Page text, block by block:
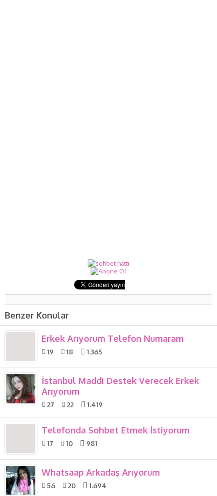
Benzer Konular
Erkek Arıyorum Telefon Numaram
19 18 1.365
İstanbul Maddi Destek Verecek Erkek
Arıyorum
27 22 1.419
Telefonda Sohbet Etmek İstiyorum
17 10 981
Whatsaap Arkadaş Arıyorum
56 20 1.694